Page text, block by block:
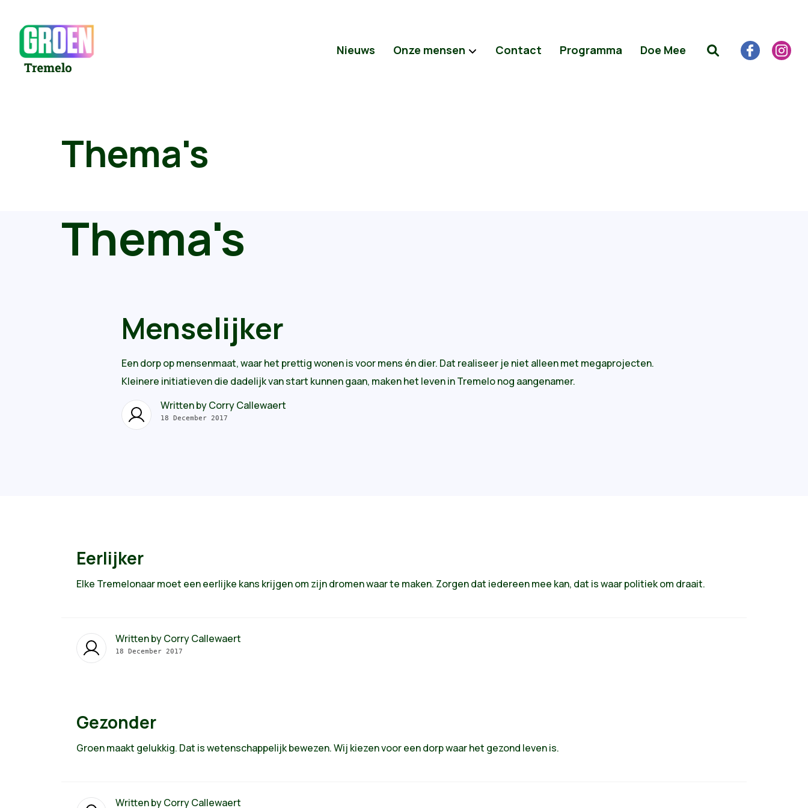
Nieuws Onze mensen Contact Programma Doe Mee
Thema's
Thema's
Menselijker
Een dorp op mensenmaat, waar het prettig wonen is voor mens én dier. Dat realiseer je niet alleen met megaprojecten.
Kleinere initiatieven die dadelijk van start kunnen gaan, maken het leven in Tremelo nog aangenamer.
Written byCorry Callewaert
18 December 2017
Eerlijker
Elke Tremelonaar moet een eerlijke kans krijgen om zijn dromen waar te maken. Zorgen dat iedereen mee kan, dat is waar politiek om draait.
Written byCorry Callewaert
18 December 2017
Gezonder
Groen maakt gelukkig. Dat is wetenschappelijk bewezen. Wij kiezen voor een dorp waar het gezond leven is.
Written byCorry Callewaert